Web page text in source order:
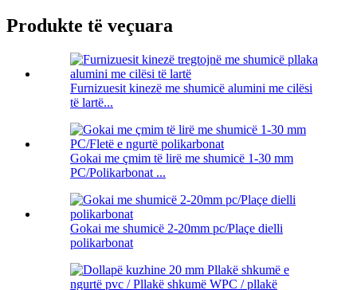
Produkte të veçuara
Furnizuesit kinezë me shumicë alumini me cilësi
të lartë...
Gokai me çmim të lirë me shumicë 1-30 mm
PC/Polikarbonat ...
Gokai me shumicë 2-20mm pc/Plaçe dielli
polikarbonat